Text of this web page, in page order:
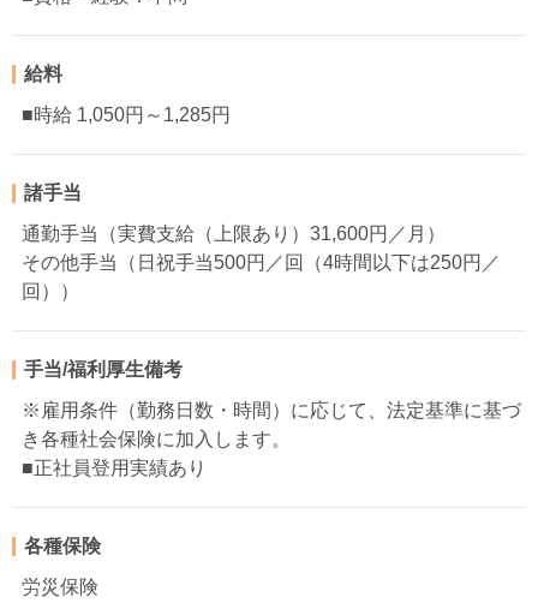
給料
■時給 1,050円～1,285円
諸手当
通勤手当（実費支給（上限あり）31,600円／月）
その他手当（日祝手当500円／回（4時間以下は250円／
回））
手当/福利厚生備考
※雇用条件（勤務日数・時間）に応じて、法定基準に基づ
き各種社会保険に加入します。
■正社員登用実績あり
各種保険
労災保険